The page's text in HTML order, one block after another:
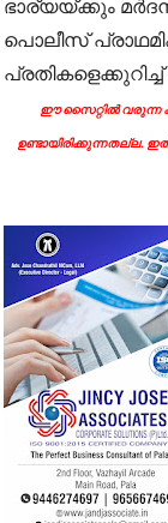
ഭാര്യയ്ക്കും
പൊലീസ്
ഈ സൈറ്റിൽ വരുന്ന
ഉണ്ടായിരിക്കുന്നതല്ല.